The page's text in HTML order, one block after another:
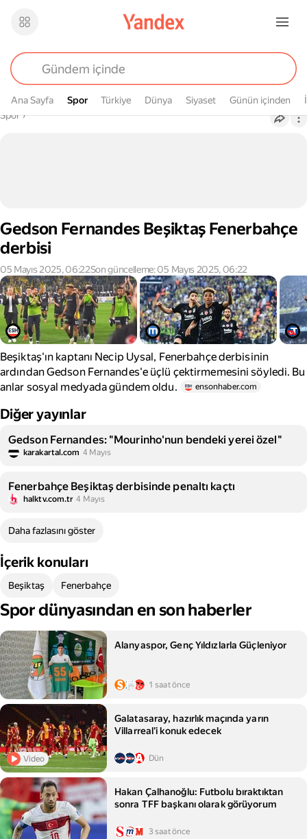
Ana Sayfa Spor
Spor Türkiye Dünya Siyaset Günün içinden
Buradasın
Spor›
Gedson Fernandes Beşiktaş Fenerbahçe
derbisi
05 Mayıs 2025, 06:22Son güncelleme: 05 Mayıs 2025, 06:22
Beşiktaş'ın kaptanı Necip Uysal, Fenerbahçe derbisinin
ardından Gedson Fernandes'e üçlü çektirmemesini söyledi. Bu
anlar sosyal medyada gündem oldu.
ensonhaber.com
Diğer yayınlar
Gedson Fernandes: "Mourinho'nun bendeki yerei özel"
karakartal.com 4 Mayıs
Fenerbahçe Beşiktaş derbisinde penaltı kaçtı
halktv.com.tr 4 Mayıs
Daha fazlasını göster
İçerik konuları
Beşiktaş Fenerbahçe
Spor dünyasından en son haberler
Alanyaspor, Genç Yıldızlarla Güçleniyor
1 saat önce
Video
Galatasaray, hazırlık maçında yarın
Villarreal'i konuk edecek
Dün
Hakan Çalhanoğlu: Futbolu bıraktıktan
sonra TFF başkanı olarak görüyorum
3 saat önce